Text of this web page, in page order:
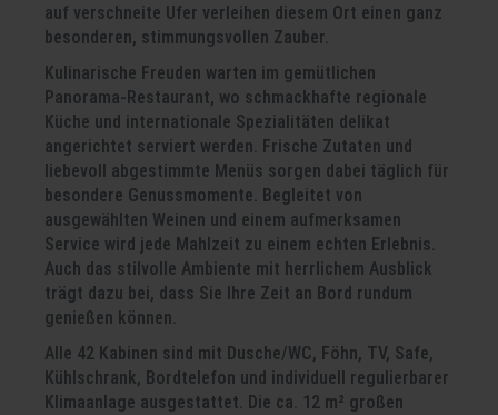
auf verschneite Ufer verleihen diesem Ort einen ganz
besonderen, stimmungsvollen Zauber.
Kulinarische Freuden warten im gemütlichen
Panorama-Restaurant, wo schmackhafte regionale
Küche und internationale Spezialitäten delikat
angerichtet serviert werden. Frische Zutaten und
liebevoll abgestimmte Menüs sorgen dabei täglich für
besondere Genussmomente. Begleitet von
ausgewählten Weinen und einem aufmerksamen
Service wird jede Mahlzeit zu einem echten Erlebnis.
Auch das stilvolle Ambiente mit herrlichem Ausblick
trägt dazu bei, dass Sie Ihre Zeit an Bord rundum
genießen können.
Alle 42 Kabinen sind mit Dusche/WC, Föhn, TV, Safe,
Kühlschrank, Bordtelefon und individuell regulierbarer
Klimaanlage ausgestattet. Die ca. 12 m² großen